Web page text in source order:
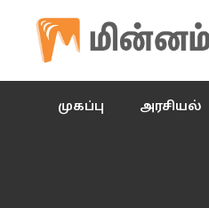
content
முகப்பு அரசியல்